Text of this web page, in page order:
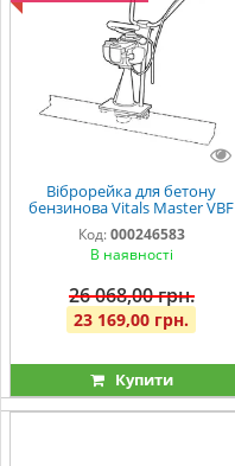
Віброрейка для бетону
бензинова Vitals Master VBF
36-4so
Код: 000246583
В наявності
26 068,00 грн.
23 169,00 грн.
Купити